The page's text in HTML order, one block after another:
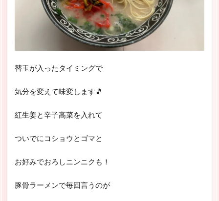
替玉が入ったタイミングで
気分を変えて味変します🎵
紅生姜と辛子高菜を入れて
ついでにコショウとゴマと
お好みでおろしニンニクも！
豚骨ラーメンで毎回言うのが